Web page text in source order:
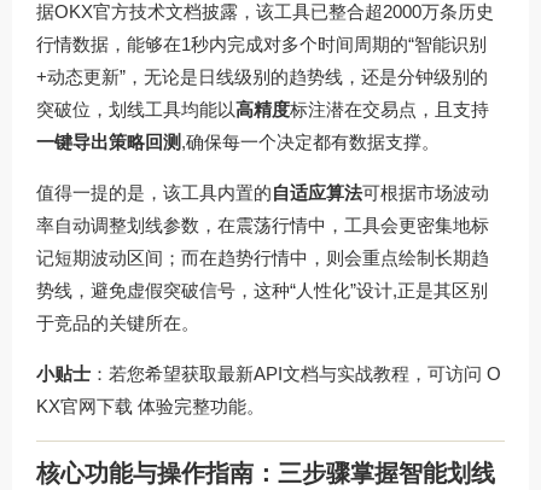
据OKX官方技术文档披露，该工具已整合超2000万条历史
行情数据，能够在1秒内完成对多个时间周期的“智能识别
+动态更新”，无论是日线级别的趋势线，还是分钟级别的
突破位，划线工具均能以高精度标注潜在交易点，且支持
一键导出策略回测 ,确保每一个决定都有数据支撑。
值得一提的是，该工具内置的自适应算法可根据市场波动
率自动调整划线参数，在震荡行情中，工具会更密集地标
记短期波动区间；而在趋势行情中，则会重点绘制长期趋
势线，避免虚假突破信号，这种“人性化”设计,正是其区别
于竞品的关键所在。
小贴士 ：若您希望获取最新API文档与实战教程，可访问 O
KX官网下载 体验完整功能。
核心功能与操作指南：三步骤掌握智能划线